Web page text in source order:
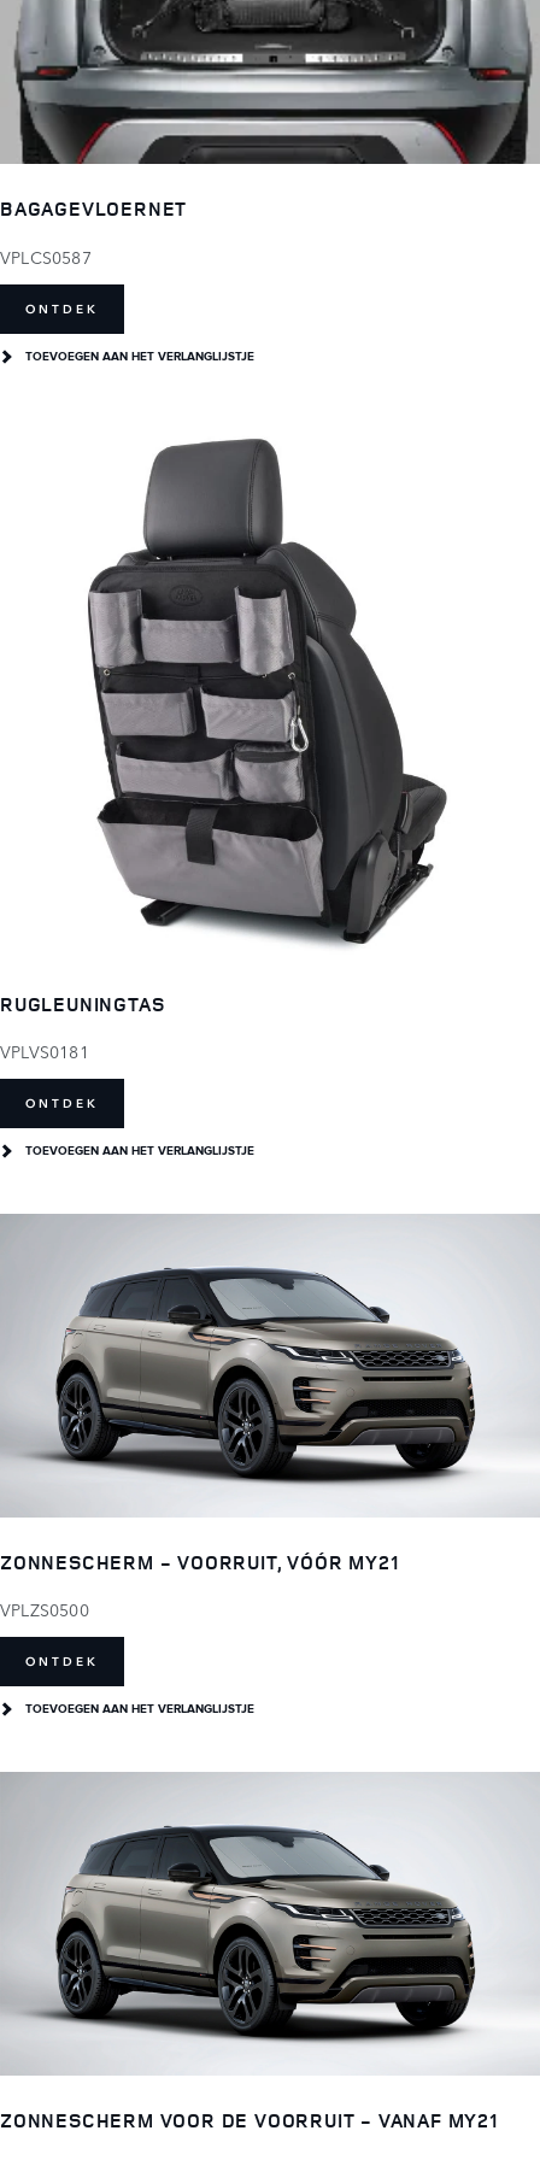
BAGAGEVLOERNET
VPLCS0587
ONTDEK
TOEVOEGEN AAN HET VERLANGLIJSTJE
RUGLEUNINGTAS
VPLVS0181
ONTDEK
TOEVOEGEN AAN HET VERLANGLIJSTJE
ZONNESCHERM - VOORRUIT, VÓÓR MY21
VPLZS0500
ONTDEK
TOEVOEGEN AAN HET VERLANGLIJSTJE
ZONNESCHERM VOOR DE VOORRUIT - VANAF MY21